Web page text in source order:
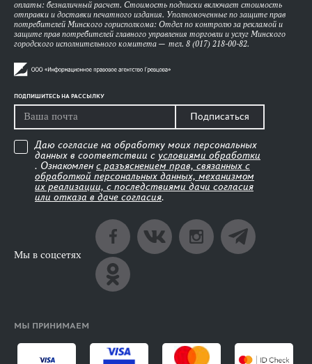
оплаты: безналичный расчет. Стоимость подписки включает стоимость
отправки и доставки печатного издания. Уполномоченные по защите прав
потребителей Минского горисполкома: Отдел по контролю за рекламой и
защите прав потребителей главного управления торговли и услуг Минского
городского исполнительного комитета — тел. 8 (017) 218-00-82.
ПОДПИШИТЕСЬ НА РАССЫЛКУ
Подписаться
Даю согласие на обработку моих персональных
данных в соответствии с условиями обработки
. Ознакомлен с разъяснением прав, связанных с
обработкой персональных данных, механизмом
их реализации, с последствиями дачи согласия
или отказа в даче согласия.
Мы в соцсетях
МЫ ПРИНИМАЕМ